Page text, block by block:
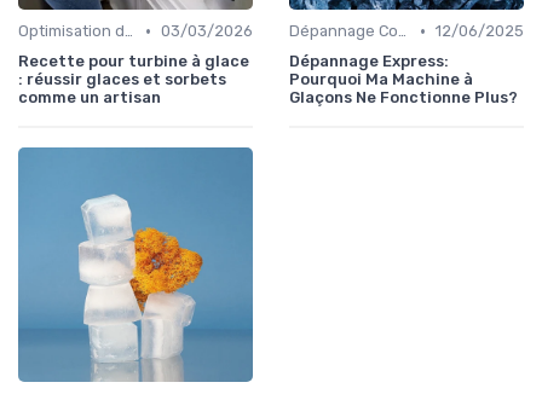
Optimisation de Production • 03/03/2026
Recette pour turbine à glace
: réussir glaces et sorbets
comme un artisan
Dépannage Courant • 12/06/2025
Dépannage Express:
Pourquoi Ma Machine à
Glaçons Ne Fonctionne Plus?